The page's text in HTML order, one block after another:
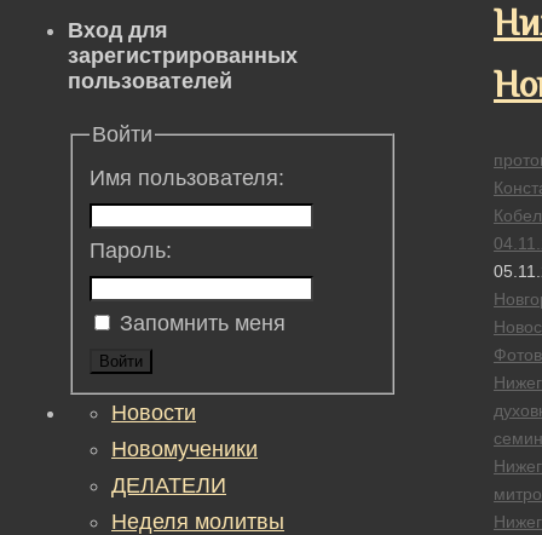
Вход для
зарегистрированных
пользователей
Войти
Имя пользователя:
Пароль:
Запомнить меня
Войти
Новости
Новомученики
ДЕЛАТЕЛИ
Неделя молитвы